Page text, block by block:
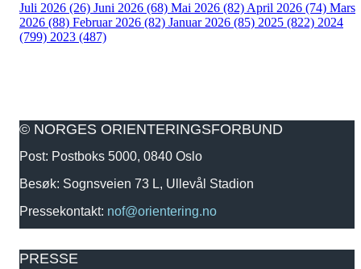
Juli 2026 (26) Juni 2026 (68) Mai 2026 (82)April 2026 (74) Mars
2026 (88) Februar 2026 (82) Januar 2026 (85) 2025 (822) 2024
(799) 2023 (487)
© NORGES ORIENTERINGSFORBUND
Post: Postboks 5000, 0840 Oslo
Besøk: Sognsveien 73 L, Ullevål Stadion
Pressekontakt: nof@orientering.no
PRESSE